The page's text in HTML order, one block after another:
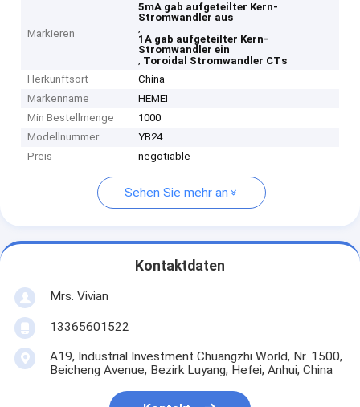
Markieren
5mA gab aufgeteilter Kern-
Stromwandler aus
,
1A gab aufgeteilter Kern-
Stromwandler ein
, Toroidal Stromwandler CTs
Herkunftsort
China
Markenname
HEMEI
Min Bestellmenge
1000
Modellnummer
YB24
Preis
negotiable
Sehen Sie mehr an
Kontaktdaten
Mrs. Vivian
13365601522
A19, Industrial Investment Chuangzhi World, Nr. 1500,
Beicheng Avenue, Bezirk Luyang, Hefei, Anhui, China